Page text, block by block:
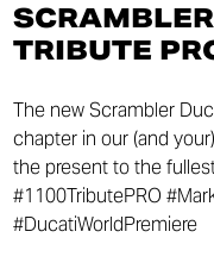
TRIBUTE
The new Scrambler
chapter in our (and
the present to the
#1100TributePRO
#DucatiWorldPremiere